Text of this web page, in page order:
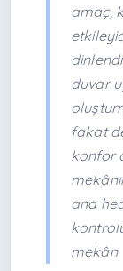
amaç,
duvar
fakat
konfor
ana
mekân